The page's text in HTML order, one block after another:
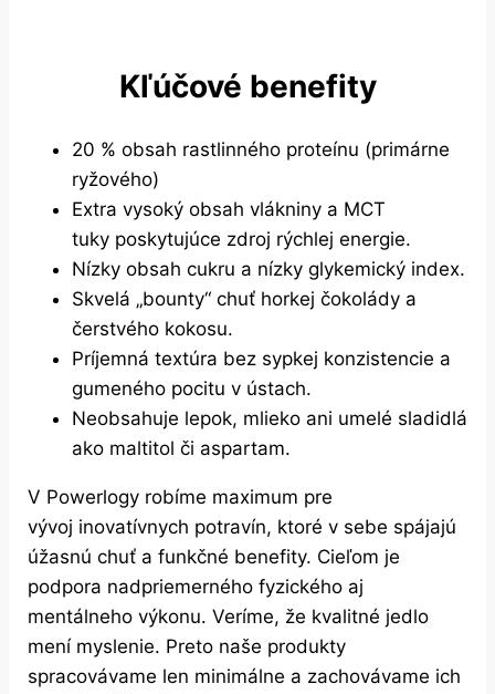
Kľúčové benefity
20 % obsah rastlinného proteínu (primárne
ryžového)
Extra vysoký obsah vlákniny a MCT
tuky poskytujúce zdroj rýchlej energie.
Nízky obsah cukru a nízky glykemický index.
Skvelá „bounty“ chuť horkej čokolády a
čerstvého kokosu.
Príjemná textúra bez sypkej konzistencie a
gumeného pocitu v ústach.
Neobsahuje lepok, mlieko ani umelé sladidlá
ako maltitol či aspartam.
V Powerlogy robíme maximum pre
vývoj inovatívnych potravín, ktoré v sebe spájajú
úžasnú chuť a funkčné benefity. Cieľom je
podpora nadpriemerného fyzického aj
mentálneho výkonu. Veríme, že kvalitné jedlo
mení myslenie. Preto naše produkty
spracovávame len minimálne a zachovávame ich